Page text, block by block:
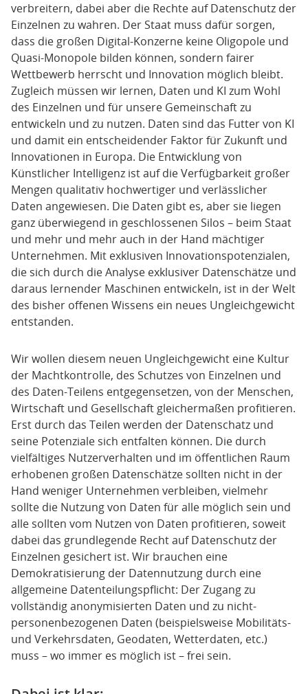
verbreitern, dabei aber die Rechte auf Datenschutz der
Einzelnen zu wahren. Der Staat muss dafür sorgen,
dass die großen Digital-Konzerne keine Oligopole und
Quasi-Monopole bilden können, sondern fairer
Wettbewerb herrscht und Innovation möglich bleibt.
Zugleich müssen wir lernen, Daten und KI zum Wohl
des Einzelnen und für unsere Gemeinschaft zu
entwickeln und zu nutzen. Daten sind das Futter von KI
und damit ein entscheidender Faktor für Zukunft und
Innovationen in Europa. Die Entwicklung von
Künstlicher Intelligenz ist auf die Verfügbarkeit großer
Mengen qualitativ hochwertiger und verlässlicher
Daten angewiesen. Die Daten gibt es, aber sie liegen
ganz überwiegend in geschlossenen Silos – beim Staat
und mehr und mehr auch in der Hand mächtiger
Unternehmen. Mit exklusiven Innovationspotenzialen,
die sich durch die Analyse exklusiver Datenschätze und
daraus lernender Maschinen entwickeln, ist in der Welt
des bisher offenen Wissens ein neues Ungleichgewicht
entstanden.
Wir wollen diesem neuen Ungleichgewicht eine Kultur
der Machtkontrolle, des Schutzes von Einzelnen und
des Daten-Teilens entgegensetzen, von der Menschen,
Wirtschaft und Gesellschaft gleichermaßen profitieren.
Erst durch das Teilen werden der Datenschatz und
seine Potenziale sich entfalten können. Die durch
vielfältiges Nutzerverhalten und im öffentlichen Raum
erhobenen großen Datenschätze sollten nicht in der
Hand weniger Unternehmen verbleiben, vielmehr
sollte die Nutzung von Daten für alle möglich sein und
alle sollten vom Nutzen von Daten profitieren, soweit
dabei das grundlegende Recht auf Datenschutz der
Einzelnen gesichert ist. Wir brauchen eine
Demokratisierung der Datennutzung durch eine
allgemeine Datenteilungspflicht: Der Zugang zu
vollständig anonymisierten Daten und zu nicht-
personenbezogenen Daten (beispielsweise Mobilitäts-
und Verkehrsdaten, Geodaten, Wetterdaten, etc.)
muss – wo immer es möglich ist – frei sein.